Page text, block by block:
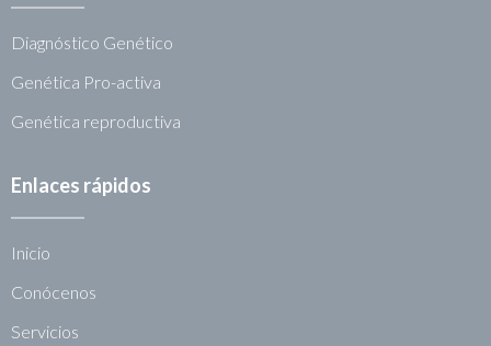
Diagnóstico Genético
Genética Pro-activa
Genética reproductiva
Enlaces rápidos
Inicio
Conócenos
Servicios